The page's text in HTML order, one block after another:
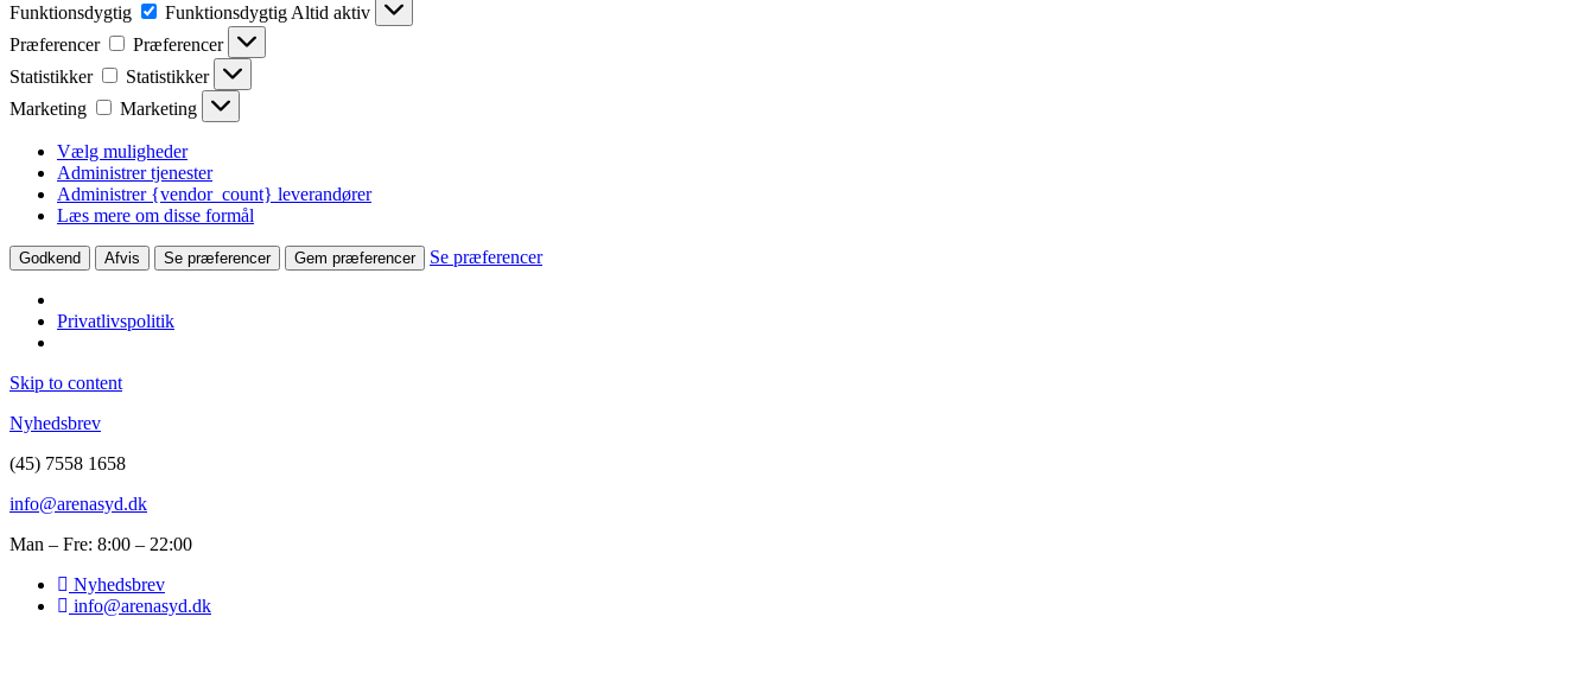
Funktionsdygtig
Funktionsdygtig Altid aktiv
Præferencer
Præferencer
Statistikker
Statistikker
Marketing
Marketing
Vælg muligheder
Administrer tjenester
Administrer {vendor_count} leverandører
Læs mere om disse formål
Godkend Afvis Se præferencer Gem præferencer Se præferencer
Privatlivspolitik
Skip to content
Nyhedsbrev
(45) 7558 1658
info@arenasyd.dk
Man – Fre: 8:00 – 22:00
Nyhedsbrev
info@arenasyd.dk